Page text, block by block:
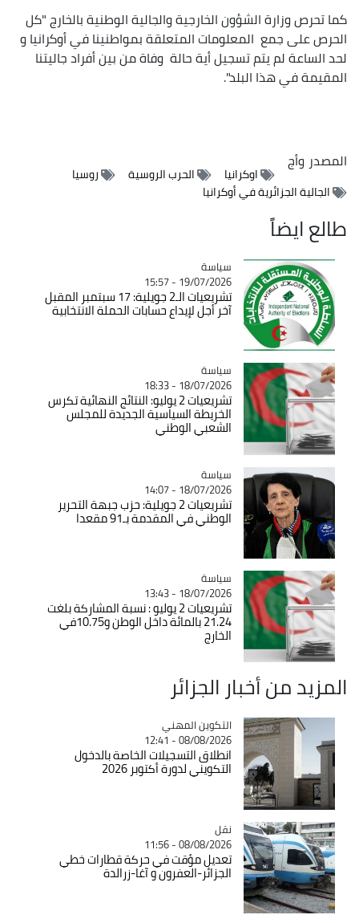
كما تحرص وزارة الشؤون الخارجية والجالية الوطنية بالخارج "كل
الحرص على جمع المعلومات المتعلقة بمواطنينا في أوكرانيا و
لحد الساعة لم يتم تسجيل أية حالة وفاة من بين أفراد جاليتنا
المقيمة في هذا البلد".
المصدروأج
اوكرانيا الحرب الروسية
روسيا
الجالية الجزائرية في أوكرانيا
طالع ايضاً
Catégorie
سياسة
19/07/2026 - 15:57
تشريعيات الـ2 جويلية: 17 سبتمبر المقبل
آخر أجل لإيداع حسابات الحملة الانتخابية
Catégorie
سياسة
18/07/2026 - 18:33
تشريعيات 2 يوليو: النتائج النهائية تكرس
الخريطة السياسية الجديدة للمجلس
الشعبي الوطني
Catégorie
سياسة
18/07/2026 - 14:07
تشريعيات 2 جويلية: حزب جبهة التحرير
الوطني في المقدمة بـ91 مقعدا
Catégorie
سياسة
18/07/2026 - 13:43
تشريعيات 2 يوليو : نسبة المشاركة بلغت
21.24 بالمائة داخل الوطن و10.75في
الخارج
المزيد من أخبار الجزائر
Catégorie
التكوين المهني
08/08/2026 - 12:41
انطلاق التسجيلات الخاصة بالدخول
التكويني لدورة أكتوبر 2026
Catégorie
نقل
08/08/2026 - 11:56
تعديل مؤقت في حركة قطارات خطي
الجزائر-العفرون و آغا-زرالدة